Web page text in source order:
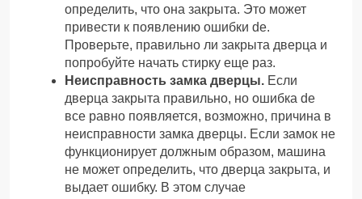
определить, что она закрыта. Это может
привести к появлению ошибки de.
Проверьте, правильно ли закрыта дверца и
попробуйте начать стирку еще раз.
Неисправность замка дверцы. Если
дверца закрыта правильно, но ошибка de
все равно появляется, возможно, причина в
неисправности замка дверцы. Если замок не
функционирует должным образом, машина
не может определить, что дверца закрыта, и
выдает ошибку. В этом случае